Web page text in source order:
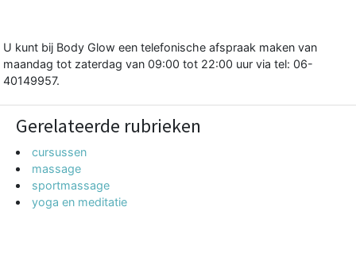
U kunt bij Body Glow een telefonische afspraak maken van
maandag tot zaterdag van 09:00 tot 22:00 uur via tel: 06-
40149957.
Gerelateerde rubrieken
cursussen
massage
sportmassage
yoga en meditatie